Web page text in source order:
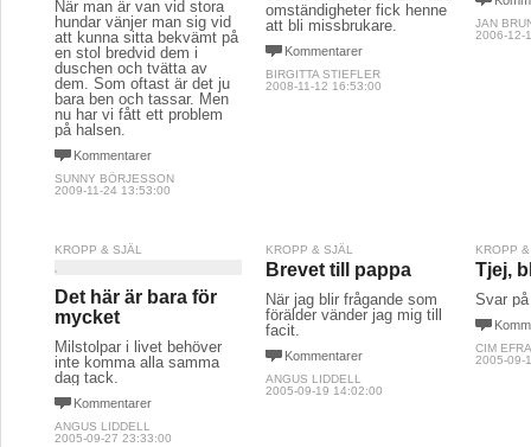
När man är van vid stora
hundar vänjer man sig vid
att kunna sitta bekvämt på
en stol bredvid dem i
duschen och tvätta av
dem. Som oftast är det ju
bara ben och tassar. Men
nu har vi fått ett problem
på halsen.
Kommentarer
SUNNY BÖRJESSON
2009-11-24 13:53:00
omständigheter fick henne
att bli missbrukare.
Kommentarer
BIRGITTA STIEFLER
2008-11-12 16:53:00
JAN
2006-12-
KROPP & SJÄL
Det här är bara för
mycket
Milstolpar i livet behöver
inte komma alla samma
dag tack.
Kommentarer
ANGUS LIDDELL
2005-09-27 23:33:00
KROPP & SJÄL
Brevet till pappa
När jag blir frågande som
förälder vänder jag mig till
facit.
Kommentarer
ANGUS LIDDELL
2005-09-19 14:02:00
KROPP
Tjej,
Svar
CIM
2005-09-